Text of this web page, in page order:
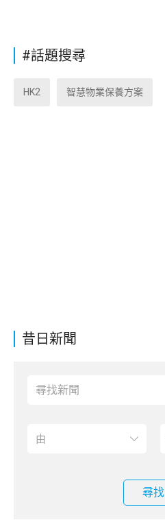
昔日新聞
尋找
#話題搜尋
HK2 智慧物業保養方案